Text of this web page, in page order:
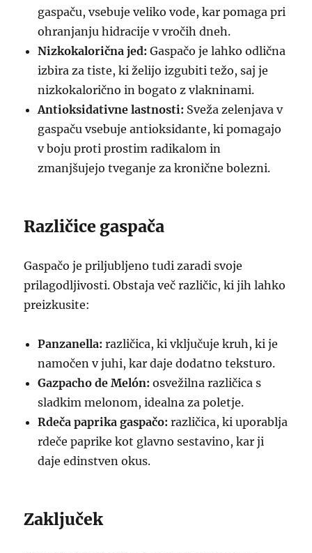
gaspaču, vsebuje veliko vode, kar pomaga pri
ohranjanju hidracije v vročih dneh.
Nizkokalorična jed: Gaspačo je lahko odlična
izbira za tiste, ki želijo izgubiti težo, saj je
nizkokalorično in bogato z vlakninami.
Antioksidativne lastnosti: Sveža zelenjava v
gaspaču vsebuje antioksidante, ki pomagajo
v boju proti prostim radikalom in
zmanjšujejo tveganje za kronične bolezni.
Različice gaspača
Gaspačo je priljubljeno tudi zaradi svoje
prilagodljivosti. Obstaja več različic, ki jih lahko
preizkusite:
Panzanella: različica, ki vključuje kruh, ki je
namočen v juhi, kar daje dodatno teksturo.
Gazpacho de Melón: osvežilna različica s
sladkim melonom, idealna za poletje.
Rdeča paprika gaspačo: različica, ki uporablja
rdeče paprike kot glavno sestavino, kar ji
daje edinstven okus.
Zaključek